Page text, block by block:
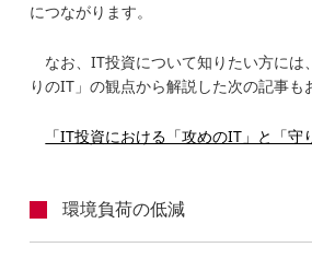
につながります。
なお、IT投資について知りたい方には
りのIT」の観点から解説した次の記事も
「IT投資における「攻めのIT」と「守
環境負荷の低減